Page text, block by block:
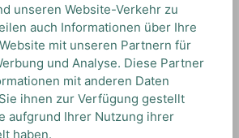
Gin mit einem klassischen
um all seinen Aromen einen
zu bieten.
unseren Website-Verkehr zu
auch Informationen über Ihre
mit unseren Partnern für
und Analyse. Diese Partner
mit anderen Daten
ihnen zur Verfügung gestellt
aufgrund Ihrer Nutzung ihrer
haben.